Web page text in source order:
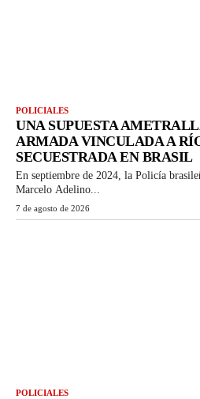
POLICIALES
UNA SUPUESTA
ARMADA VINCULADA A
SECUESTRADA EN BRASIL
En septiembre de 2024, la Policía
Marcelo Adelino...
7 de agosto de 2026
POLICIALES